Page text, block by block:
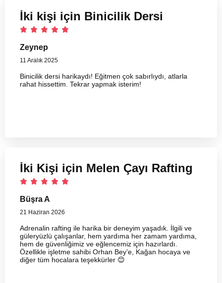
İki kişi için Binicilik Dersi
Zeynep
11 Aralık 2025
Binicilik dersi harikaydı! Eğitmen çok sabırlıydı, atlarla
rahat hissettim. Tekrar yapmak isterim!
İki Kişi için Melen Çayı Rafting
Büşra A
21 Haziran 2026
Adrenalin rafting ile harika bir deneyim yaşadık. İlgili ve
güleryüzlü çalışanlar, hem yardıma her zamam yardıma,
hem de güvenliğimiz ve eğlencemiz için hazırlardı.
Özellikle işletme sahibi Orhan Bey’e, Kağan hocaya ve
diğer tüm hocalara teşekkürler 😊